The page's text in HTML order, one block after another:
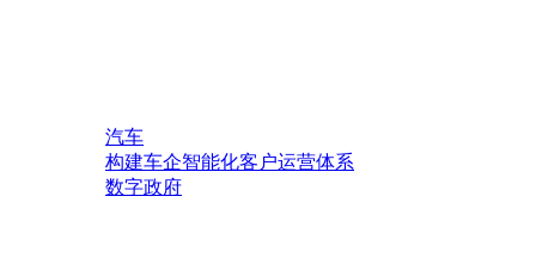
汽车
构建车企智能化客户运营体系
数字政府